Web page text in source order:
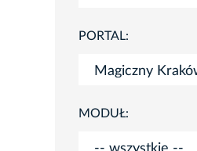
PORTAL:
MODUŁ: